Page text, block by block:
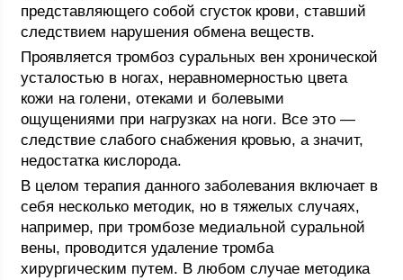
представляющего собой сгусток крови, ставший
следствием нарушения обмена веществ.
Проявляется тромбоз суральных вен хронической
усталостью в ногах, неравномерностью цвета
кожи на голени, отеками и болевыми
ощущениями при нагрузках на ноги. Все это —
следствие слабого снабжения кровью, а значит,
недостатка кислорода.
В целом терапия данного заболевания включает в
себя несколько методик, но в тяжелых случаях,
например, при тромбозе медиальной суральной
вены, проводится удаление тромба
хирургическим путем. В любом случае методика